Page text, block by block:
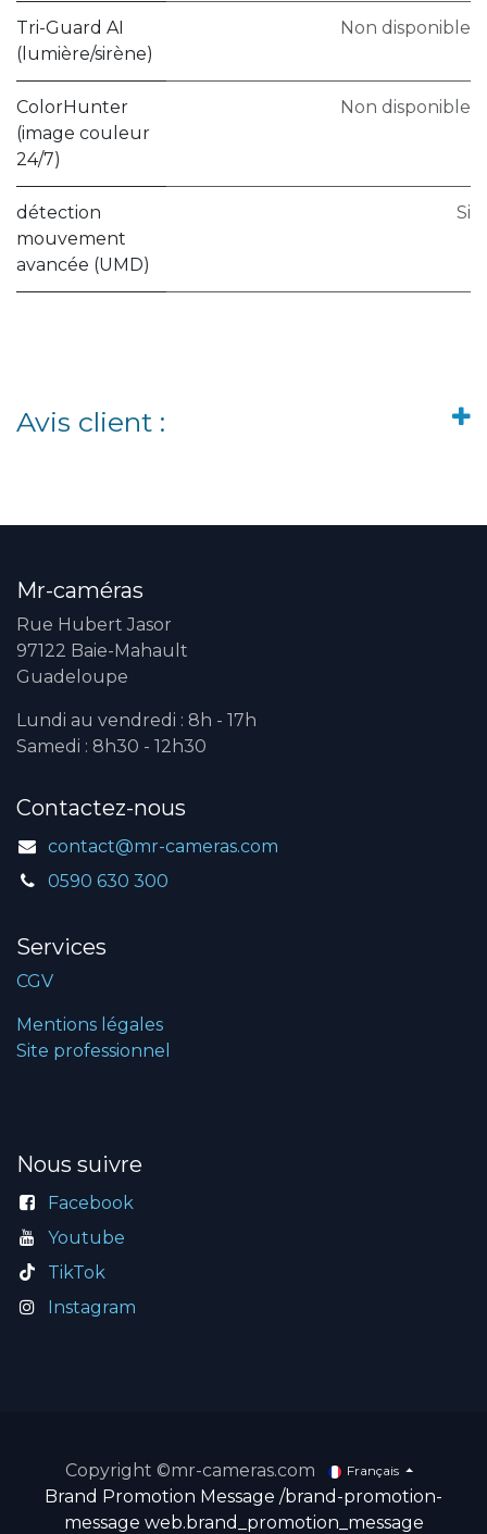
Tri-Guard AI
(lumière/sirène)
Non disponible
ColorHunter
(image couleur
24/7)
Non disponible
détection
mouvement
avancée (UMD)
Si
Avis client :
Mr-caméras
Rue Hubert Jasor
97122 Baie-Mahault
Guadeloupe
Lundi au vendredi : 8h - 17h
Samedi : 8h30 - 12h30
Contactez-nous
contact@mr-cameras.com
0590 630 300
Services
CGV
Mentions légales
Site professionnel
Nous suivre
Facebook
Youtube
TikTok
Instagram
Copyright ©mr-cameras.com Français
Brand Promotion Message /brand-promotion-
message web.brand_promotion_message